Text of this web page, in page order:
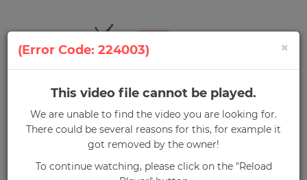
Menu
Diễn Nào, Ma Ơi!
×
(Error Code: 224003)
This video file cannot be played.
We are unable to find the video you are looking for.
There could be several reasons for this, for example it
got removed by the owner!
To continue watching, please click on the "Reload